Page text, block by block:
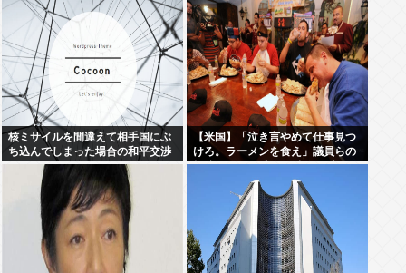
核ミサイルを間違えて相手国にぶ
ち込んでしまった場合の和平交渉
って
【米国】「泣き言やめて仕事見つ
けろ。ラーメンを食え」議員らの
投稿にバンス氏が猛反発…ブリト
ーの価格めぐる議論、共和党の内
戦に発展